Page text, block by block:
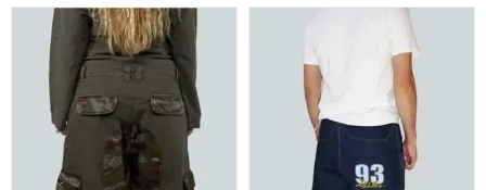
Barcelona.
ESPECIFICACIONES DE